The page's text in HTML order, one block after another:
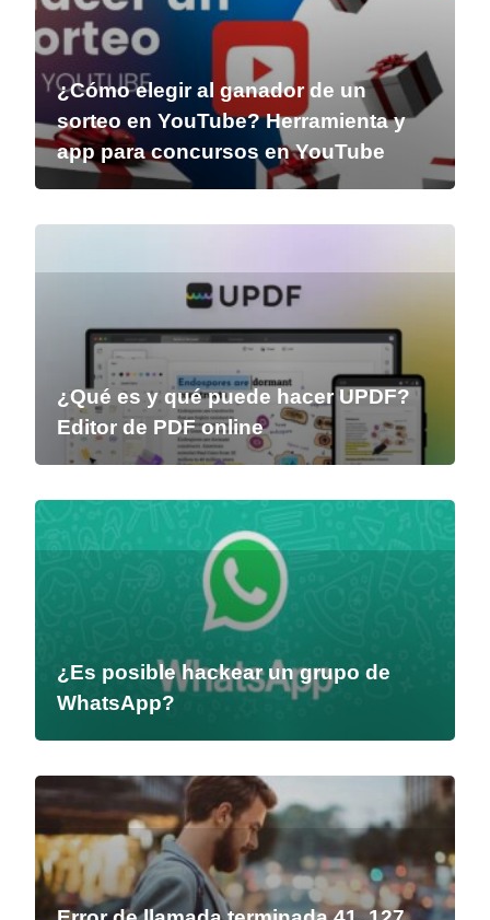
¿Cómo elegir al ganador de un
sorteo en YouTube? Herramienta y
app para concursos en YouTube
¿Qué es y qué puede hacer UPDF?
Editor de PDF online
¿Es posible hackear un grupo de
WhatsApp?